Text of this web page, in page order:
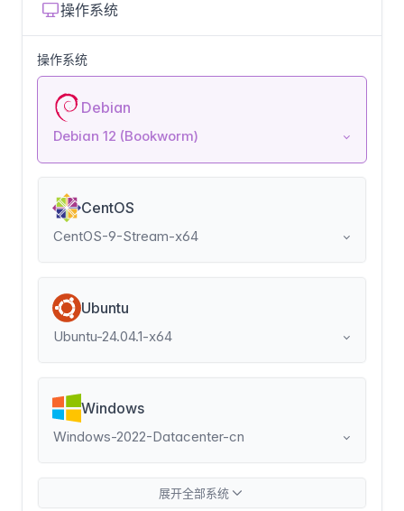
操作系统
操作系统
Debian
Debian 12 (Bookworm)
CentOS
CentOS-9-Stream-x64
Ubuntu
Ubuntu-24.04.1-x64
Windows
Windows-2022-Datacenter-cn
展开全部系统